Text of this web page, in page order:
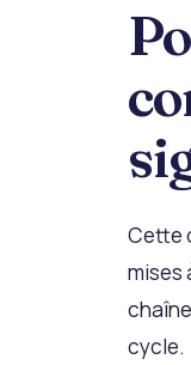
Cette
mises
cycle.